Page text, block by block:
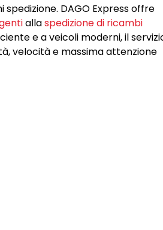
DAGO Express offre
allaspedizione di ricambi
e a veicoli moderni, il
velocità e massima attenzione